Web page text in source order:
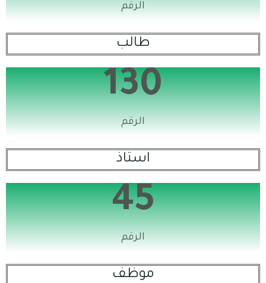
الرقم
طالب
الرقم
130
استاذ
الرقم
45
موظف